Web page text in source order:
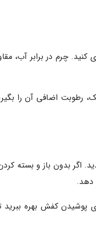
چرم در برابر آب،
رطوبت اضافی آن را
اگر بدون باز و بسته
دهد.
کفش بهره ببرید